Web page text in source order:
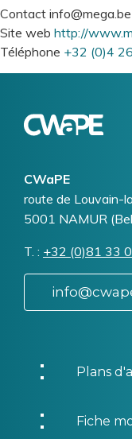
Contact info@mega.be
Site web http://
Téléphone +32 (0)4
CWaPE
Addresse
route de Louvain-
5001 NAMUR
T. Téléphone
+32 (0)81 33
Plans
Fiche